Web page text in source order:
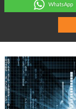
WhatsApp